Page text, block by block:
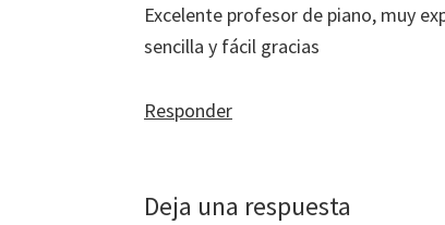
Excelente profesor de piano, muy
sencilla y fácil gracias
Responder
Deja una respuesta